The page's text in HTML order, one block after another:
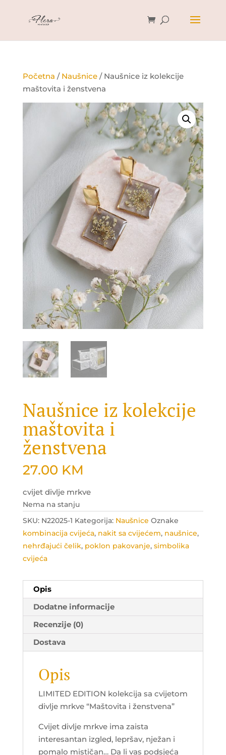
Početna / Naušnice/ Naušnice iz kolekcije
maštovita i ženstvena
Naušnice iz kolekcije
maštovita i
ženstvena
27.00 KM
cvijet divlje mrkve
Nema na stanju
SKU: N22025-1 Kategorija: Naušnice Oznake
kombinacija cvijeća, nakit sa cvijećem, naušnice,
nehrđajući čelik, poklon pakovanje, simbolika
cvijeća
Opis
Dodatne informacije
Recenzije (0)
Dostava
Opis
LIMITED EDITION kolekcija sa cvijetom
divlje mrkve “Maštovita i ženstvena”
Cvijet divlje mrkve ima zaista
interesantan izgled, lepršav, nježan i
pomalo mističan… Da li vas podsjeća